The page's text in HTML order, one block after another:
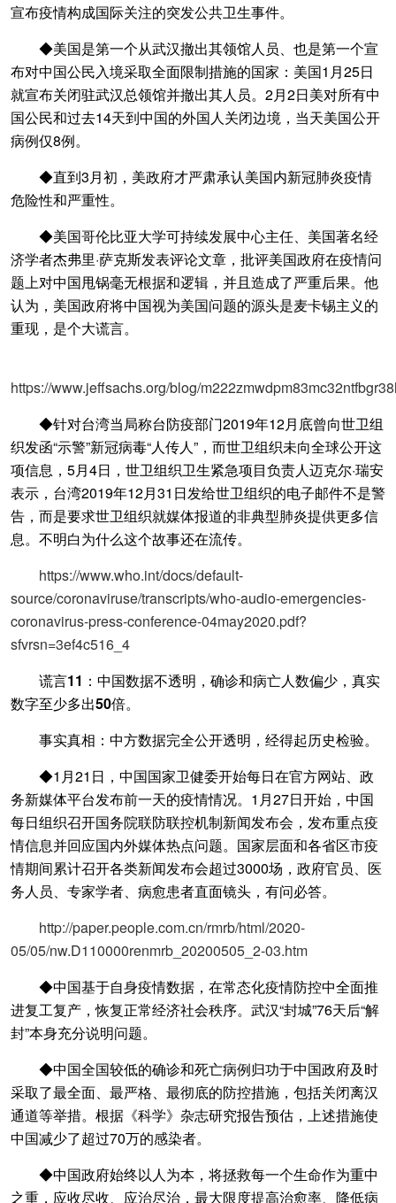
宣布疫情构成国际关注的突发公共卫生事件。
◆美国是第一个从武汉撤出其领馆人员、也是第一个宣
布对中国公民入境采取全面限制措施的国家：美国1月25日
就宣布关闭驻武汉总领馆并撤出其人员。2月2日美对所有中
国公民和过去14天到中国的外国人关闭边境，当天美国公开
病例仅8例。
◆直到3月初，美政府才严肃承认美国内新冠肺炎疫情
危险性和严重性。
◆美国哥伦比亚大学可持续发展中心主任、美国著名经
济学者杰弗里·萨克斯发表评论文章，批评美国政府在疫情问
题上对中国甩锅毫无根据和逻辑，并且造成了严重后果。他
认为，美国政府将中国视为美国问题的源头是麦卡锡主义的
重现，是个大谎言。
https://www.jeffsachs.org/blog/
◆针对台湾当局称台防疫部门2019年12月底曾向世卫组
织发函“示警”新冠病毒“人传人”，而世卫组织未向全球公开这
项信息，5月4日，世卫组织卫生紧急项目负责人迈克尔·瑞安
表示，台湾2019年12月31日发给世卫组织的电子邮件不是警
告，而是要求世卫组织就媒体报道的非典型肺炎提供更多信
息。不明白为什么这个故事还在流传。
https://www.who.int/docs/default-
source/coronaviruse/transcripts/who-audio-emergencies-
coronavirus-press-conference-04may2020.pdf?
sfvrsn=3ef4c516_4
谎言11：中国数据不透明，确诊和病亡人数偏少，真实
数字至少多出50倍。
事实真相：中方数据完全公开透明，经得起历史检验。
◆1月21日，中国国家卫健委开始每日在官方网站、政
务新媒体平台发布前一天的疫情情况。1月27日开始，中国
每日组织召开国务院联防联控机制新闻发布会，发布重点疫
情信息并回应国内外媒体热点问题。国家层面和各省区市疫
情期间累计召开各类新闻发布会超过3000场，政府官员、医
务人员、专家学者、病愈患者直面镜头，有问必答。
http://paper.people.com.cn/rmrb/html/2020-
05/05/nw.D110000renmrb_20200505_2-03.htm
◆中国基于自身疫情数据，在常态化疫情防控中全面推
进复工复产，恢复正常经济社会秩序。武汉“封城”76天后“解
封”本身充分说明问题。
◆中国全国较低的确诊和死亡病例归功于中国政府及时
采取了最全面、最严格、最彻底的防控措施，包括关闭离汉
通道等举措。根据《科学》杂志研究报告预估，上述措施使
中国减少了超过70万的感染者。
◆中国政府始终以人为本，将拯救每一个生命作为重中
之重，应收尽收、应治尽治，最大限度提高治愈率、降低病